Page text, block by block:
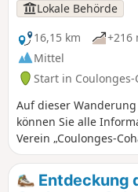
Lokale Behörde
16,15 km
+216
Mittel
Start in Coulonges-
Auf dieser
können Sie alle
Verein „Coulonges-
und die Geschichte
Ereignisse, die das
Außerdem können Sie
Entdeckung